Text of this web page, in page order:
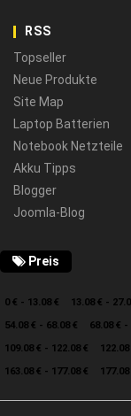
RSS
Topseller
Neue Produkte
Site Map
Laptop Batterien
Notebook Netzteile
Akku Tipps
Blogger
Joomla-Blog
Preis
0 € - 13.08 € 13.08 € -
54.08 € - 68.08 €
68.08 € -
109.08 € - 122.08 €
163.08 € - 177.08 €